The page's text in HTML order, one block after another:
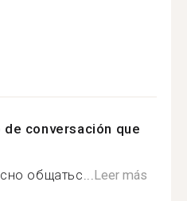
conversación que
общатьс...Leer más